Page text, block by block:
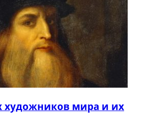
художников мира и их